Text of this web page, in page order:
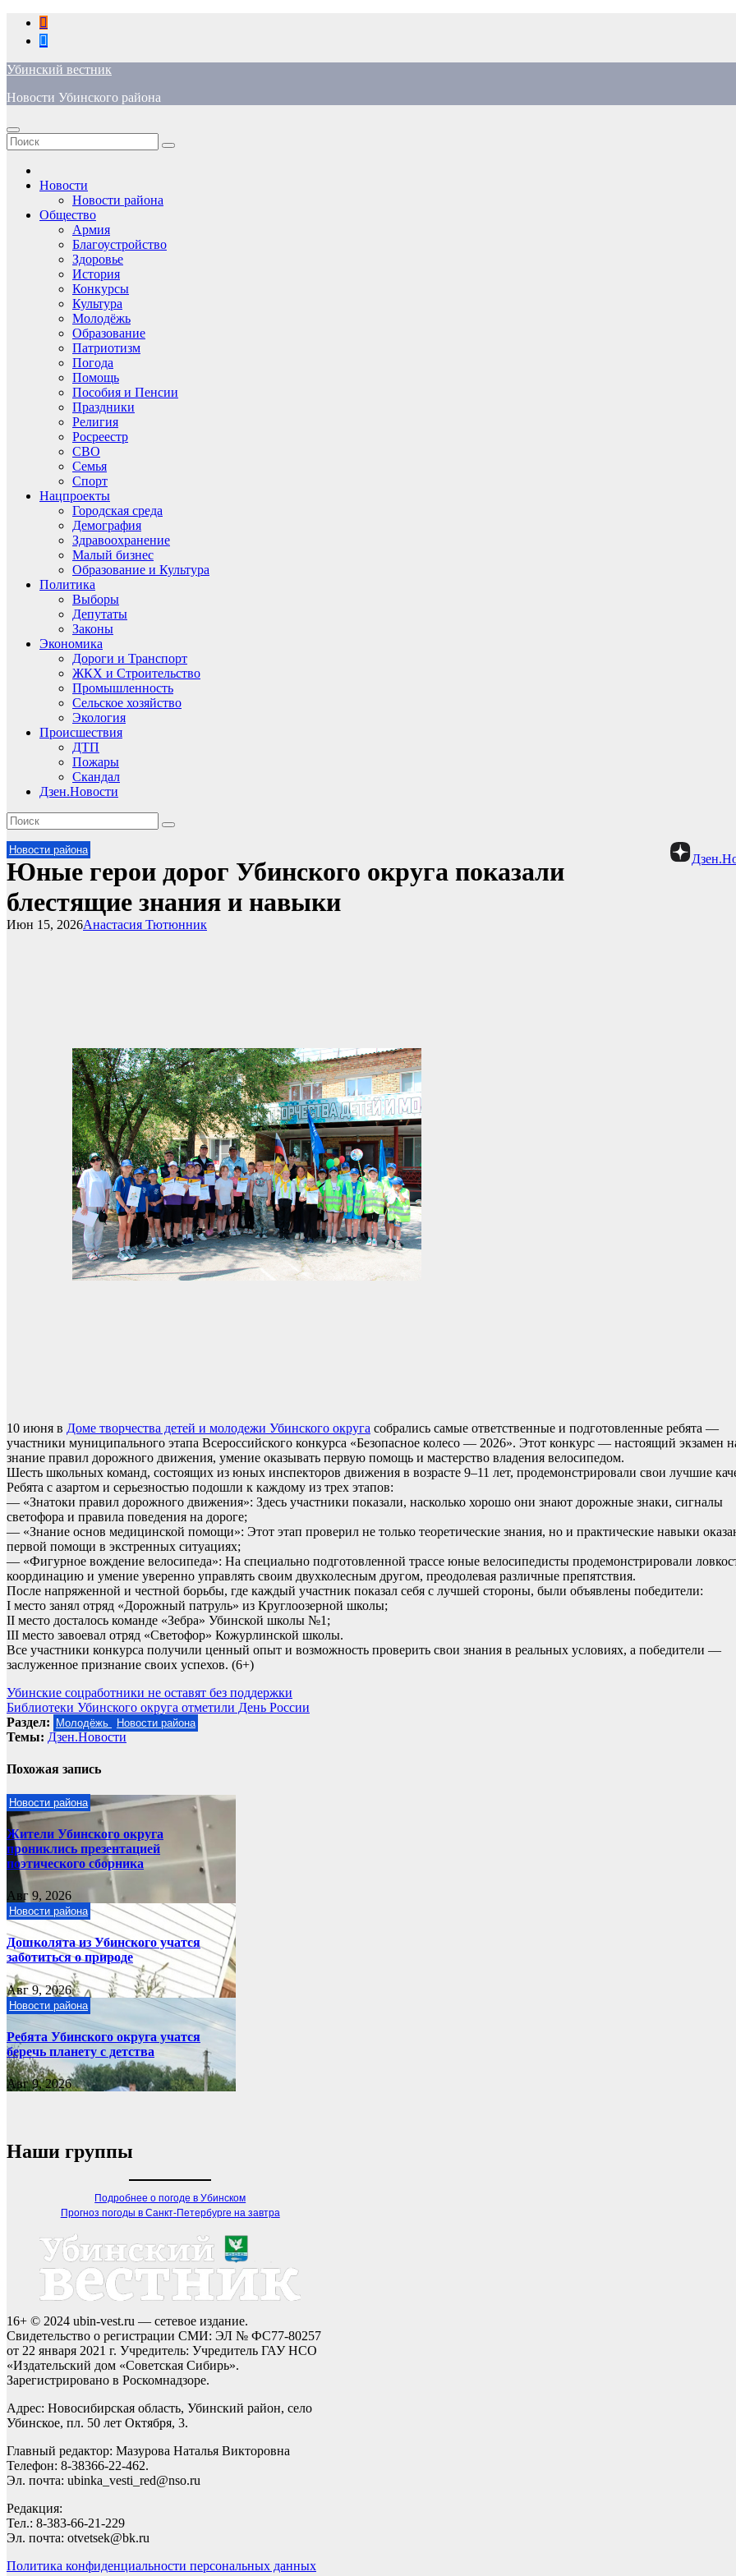
Перейти
содержимому
Убинский вестник
Новости Убинского района
Новости
Новости района
Общество
Армия
Благоустройство
Здоровье
История
Конкурсы
Культура
Молодёжь
Образование
Патриотизм
Погода
Помощь
Пособия и Пенсии
Праздники
Религия
Росреестр
СВО
Семья
Спорт
Нацпроекты
Городская среда
Демография
Здравоохранение
Малый бизнес
Образование и Культура
Политика
Выборы
Депутаты
Законы
Экономика
Дороги и Транспорт
ЖКХ и Строительство
Промышленность
Сельское хозяйство
Экология
Происшествия
ДТП
Пожары
Скандал
Дзен.Новости
Новости района
Юные герои дорог Убинского округа показали
блестящие знания и навыки
Анастасия Тютюнник
Июн 15, 2026
10 июня в Доме творчества детей и молодежи Убинского округа собрались самые ответственные и подготовленные ребята —
участники муниципального этапа Всероссийского конкурса «Безопасное колесо — 2026». Этот конкурс — настоящий экзамен
знание правил дорожного движения, умение оказывать первую помощь и мастерство владения велосипедом.
Шесть школьных команд, состоящих из юных инспекторов движения в возрасте 9–11 лет, продемонстрировали свои лучшие
Ребята с азартом и серьезностью подошли к каждому из трех этапов:
— «Знатоки правил дорожного движения»: Здесь участники показали, насколько хорошо они знают дорожные знаки, сигналы
светофора и правила поведения на дороге;
— «Знание основ медицинской помощи»: Этот этап проверил не только теоретические знания, но и практические навыки
первой помощи в экстренных ситуациях;
— «Фигурное вождение велосипеда»: На специально подготовленной трассе юные велосипедисты продемонстрировали
координацию и умение уверенно управлять своим двухколесным другом, преодолевая различные препятствия.
После напряженной и честной борьбы, где каждый участник показал себя с лучшей стороны, были объявлены победители:
I место занял отряд «Дорожный патруль» из Круглоозерной школы;
II место досталось команде «Зебра» Убинской школы №1;
III место завоевал отряд «Светофор» Кожурлинской школы.
Все участники конкурса получили ценный опыт и возможность проверить свои знания в реальных условиях, а победители —
заслуженное признание своих успехов. (6+)
Навигация
по
записям
Убинские соцработники не оставят без поддержки
Библиотеки Убинского округа отметили День России
Раздел:
Молодёжь Новости района
Темы: Дзен.Новости
Похожая запись
Новости района
Жители Убинского округа
прониклись презентацией
поэтического сборника
Авг 9, 2026
Новости района
Дошколята из Убинского учатся
заботиться о природе
Авг 9, 2026
Новости района
Ребята Убинского округа учатся
беречь планету с детства
Авг 9, 2026
Наши группы
Подробнее о погоде в Убинском
Прогноз погоды в Санкт-Петербурге на завтра
16+ © 2024 ubin-vest.ru — сетевое издание.
Свидетельство о регистрации СМИ: ЭЛ № ФС77-80257
от 22 января 2021 г. Учредитель: Учредитель ГАУ НСО
«Издательский дом «Советская Сибирь».
Зарегистрировано в Роскомнадзоре.
Адрес: Новосибирская область, Убинский район, село
Убинское, пл. 50 лет Октября, 3.
Главный редактор: Мазурова Наталья Викторовна
Телефон: 8-38366-22-462.
Эл. почта: ubinka_vesti_red@nso.ru
Редакция:
Тел.: 8-383-66-21-229
Эл. почта: otvetsek@bk.ru
Политика конфиденциальности персональных данных